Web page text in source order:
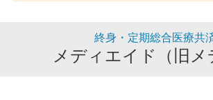
終身・定期総合医療共
メディエイド（旧メ